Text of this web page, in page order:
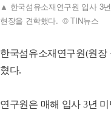
▲ 한국섬유소재연구원 입사 3
현장을 견학했다. © TIN뉴스
한국섬유소재연구원(원
혔다.
연구원은 매해 입사 3년